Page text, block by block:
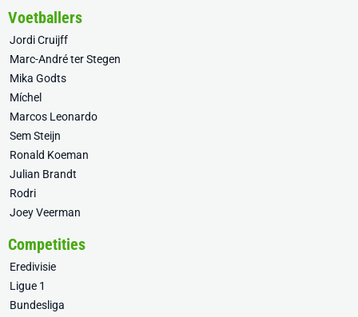
Voetballers
Jordi Cruijff
Marc-André ter Stegen
Mika Godts
Míchel
Marcos Leonardo
Sem Steijn
Ronald Koeman
Julian Brandt
Rodri
Joey Veerman
Competities
Eredivisie
Ligue 1
Bundesliga